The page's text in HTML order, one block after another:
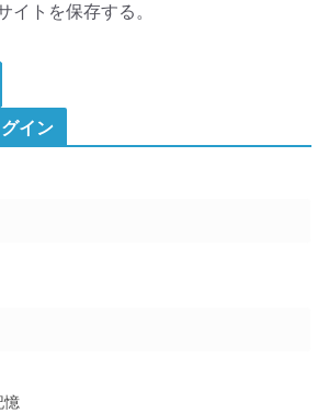
イトを保存する。
イン
憶